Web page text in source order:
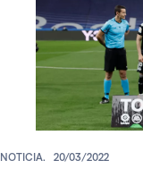
NOTICIA. 20/03/2022